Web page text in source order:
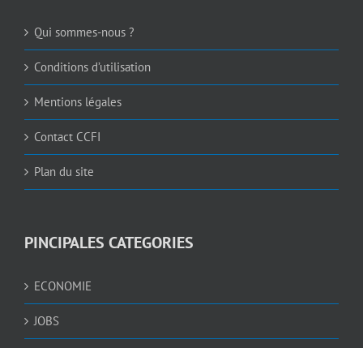
Qui sommes-nous ?
Conditions d’utilisation
Mentions légales
Contact CCFI
Plan du site
PINCIPALES CATEGORIES
ECONOMIE
JOBS